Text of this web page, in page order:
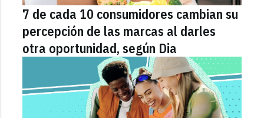
7 de cada 10 consumidores cambian su
percepción de las marcas al darles
otra oportunidad, según Dia